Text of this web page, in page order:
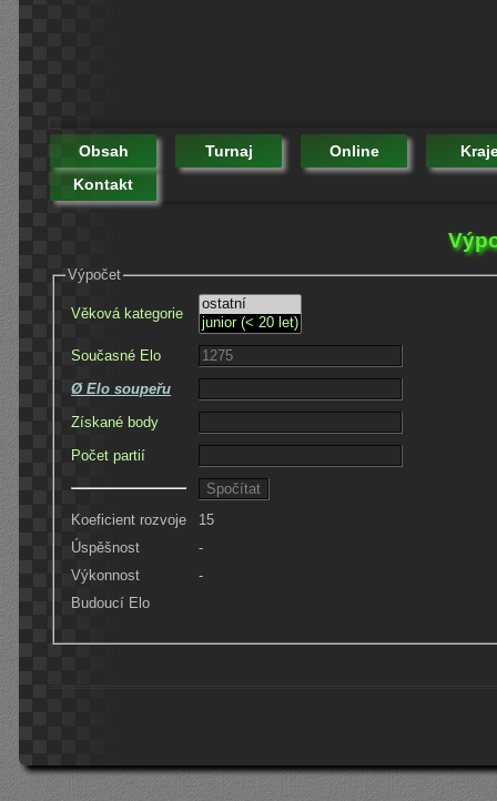
Obsah Turnaj Online
Kontakt
Výpočet
Věková kategorie
Současné Elo
Ø Elo soupeřu
Získané body
Počet partií
Koeficient rozvoje
15
Úspěšnost
-
Výkonnost
-
Budoucí Elo